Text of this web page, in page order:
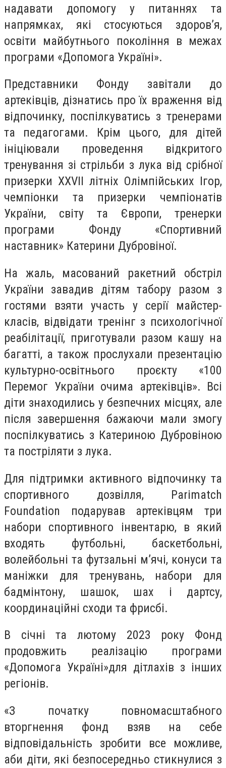
надавати допомогу у питаннях та
напрямках, які стосуються здоров’я,
освіти майбутнього покоління в межах
програми «Допомога Україні».
Представники Фонду завітали до
артеківців, дізнатись про їх враження від
відпочинку, поспілкуватись з тренерами
та педагогами. Крім цього, для дітей
ініціювали проведення відкритого
тренування зі стрільби з лука від срібної
призерки XXVII літніх Олімпійських Ігор,
чемпіонки та призерки чемпіонатів
України, світу та Європи, тренерки
програми Фонду «Спортивний
наставник» Катерини Дубровіної.
На жаль, масований ракетний обстріл
України завадив дітям табору разом з
гостями взяти участь у серії майстер-
класів, відвідати тренінг з психологічної
реабілітації, приготували разом кашу на
багатті, а також прослухали презентацію
культурно-освітнього проєкту «100
Перемог України очима артеківців». Всі
діти знаходились у безпечних місцях, але
після завершення бажаючи мали змогу
поспілкуватись з Катериною Дубровіною
та постріляти з лука.
Для підтримки активного відпочинку та
спортивного дозвілля, Parimatch
Foundation подарував артеківцям три
набори спортивного інвентарю, в який
входять футбольні, баскетбольні,
волейбольні та футзальні м’ячі, конуси та
маніжки для тренувань, набори для
бадмінтону, шашок, шах і дартсу,
координаційні сходи та фрисбі.
В січні та лютому 2023 року Фонд
продовжить реалізацію програми
«Допомога Україні»для дітлахів з інших
регіонів.
«З початку повномасштабного
вторгнення фонд взяв на себе
відповідальність зробити все можливе,
аби діти, які безпосередньо стикнулися з